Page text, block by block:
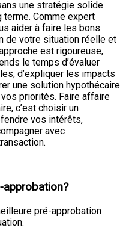
une stratégie solide
terme. Comme expert
aider à faire les bons
de votre situation réelle et
est rigoureuse,
le temps d’évaluer
d’expliquer les impacts
une solution hypothécaire
priorités. Faire affaire
c’est choisir un
vos intérêts,
avec
approbation?
pré-approbation